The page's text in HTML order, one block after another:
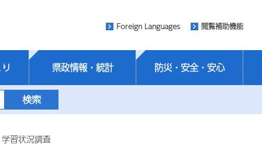
Foreign Languages 閲覧補助機能
県政情報・統計 防災・安全・安心
習状況調査